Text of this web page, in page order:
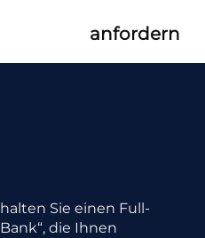
anfordern
Sie einen Full-
die Ihnen